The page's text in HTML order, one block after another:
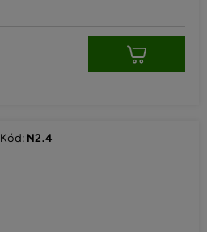
Kód: N2.4